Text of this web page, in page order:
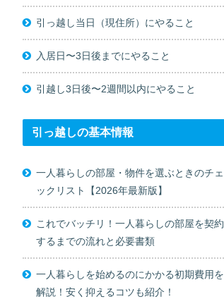
引っ越し当日（現住所）にやること
入居日〜3日後までにやること
引越し3日後〜2週間以内にやること
引っ越しの基本情報
一人暮らしの部屋・物件を選ぶときのチェ
ックリスト【2026年最新版】
これでバッチリ！一人暮らしの部屋を契約
するまでの流れと必要書類
一人暮らしを始めるのにかかる初期費用を
解説！安く抑えるコツも紹介！